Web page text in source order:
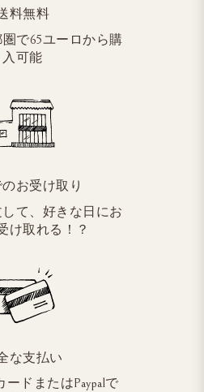
料無料
で65ユーロから購
入可能
お受け取り
て、好きな日にお
け取れる！？
な支払い
ードまたはPaypalで